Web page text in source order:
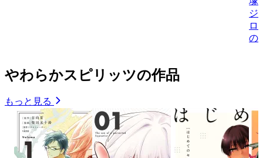
ジ
ロ
の
やわらかスピリッツの作品
もっと見る